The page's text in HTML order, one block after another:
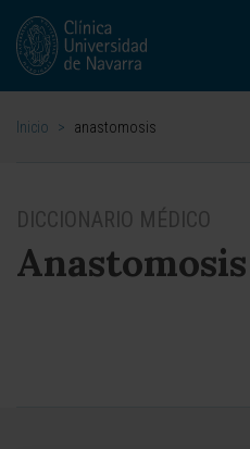
Inicio > anastomosis
DICCIONARIO MÉDICO
Anastomosis